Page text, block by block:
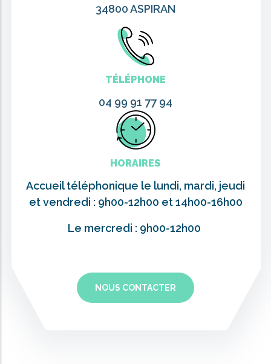
34800 ASPIRAN
TÉLÉPHONE
04 99 91 77 94
HORAIRES
Accueil téléphonique le lundi, mardi, jeudi
et vendredi : 9h00-12h00 et 14h00-16h00
Le mercredi : 9h00-12h00
NOUS CONTACTER